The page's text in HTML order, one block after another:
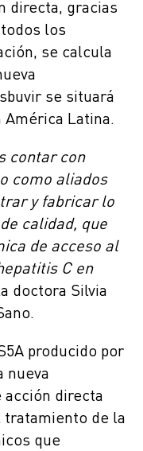
directa, gracias
los
se calcula
se situará
América Latina.
contar con
como aliados
y fabricar lo
calidad, que
de acceso al
C en
doctora Silvia
producido por
nueva
acción directa
tratamiento de la
que